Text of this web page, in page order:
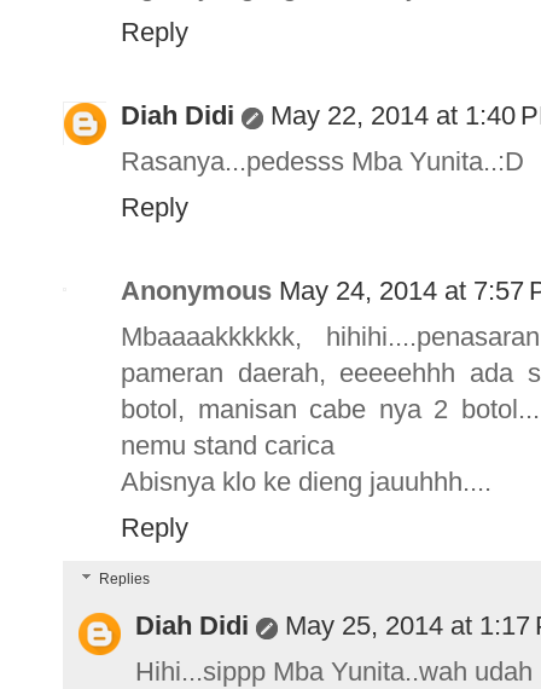
Reply
Diah Didi
May 22, 2014 at 1:40
Rasanya...pedesss Mba Yunita..:D
Reply
Anonymous May 24, 2014 at 7:57
Mbaaaakkkkkk,
pameran daerah, eeeeehhh ada
botol, manisan cabe nya 2
nemu stand carica
Abisnya klo ke dieng jauuhhh....
Reply
Replies
Diah Didi
May 25, 2014 at 1:17
Hihi...sippp Mba Yunita..wah